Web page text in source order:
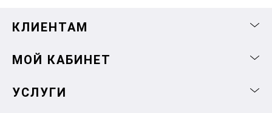
КЛИЕНТАМ
МОЙ КАБИНЕТ
УСЛУГИ